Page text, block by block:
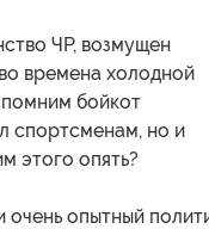
ЧР, возмущен
времена холодной
бойкот
спортсменам, но и
этого опять?
опытный